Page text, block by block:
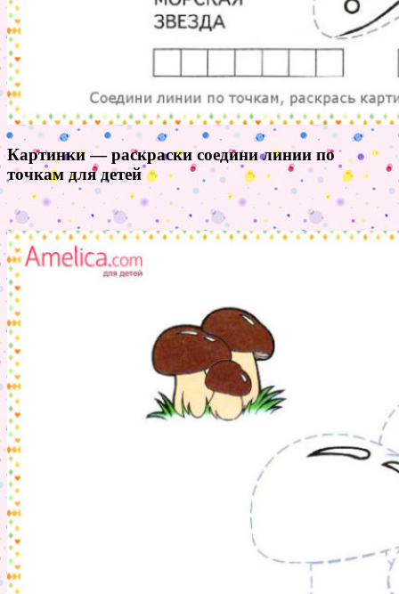
Картинки — раскраски соедини линии по
точкам для детей